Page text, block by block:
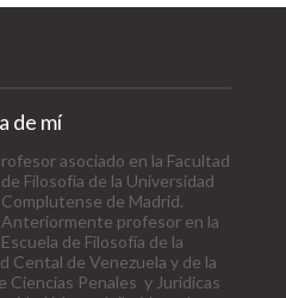
de mí
rofesor asociado en la Facultad
de Filosofía de la Universidad
Complutense de Madrid.
Anteriormente profesor en la
Escuela de Filosofía de la
Cental de Venezuela y de la
Ciencias Penales y Jurídicas